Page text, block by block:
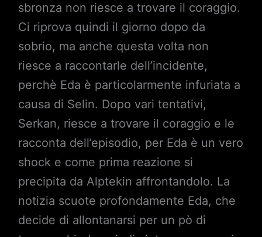
sbronza non riesce a trovare il coraggio.
Ci riprova quindi il giorno dopo da
sobrio, ma anche questa volta non
riesce a raccontarle dell’incidente,
perchè Eda è particolarmente infuriata a
causa di Selin. Dopo vari tentativi,
Serkan, riesce a trovare il coraggio e le
racconta dell’episodio, per Eda è un vero
shock e come prima reazione si
precipita da Alptekin affrontandolo. La
notizia scuote profondamente Eda, che
decide di allontanarsi per un pò di